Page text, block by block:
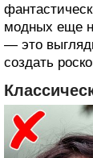
модных еще
— это
создать